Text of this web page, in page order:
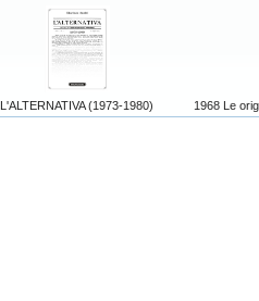
L'ALTERNATIVA (1973-1980) 1968 Le